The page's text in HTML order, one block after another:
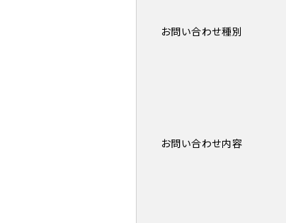
お問い合わせ種別
お問い合わせ内容